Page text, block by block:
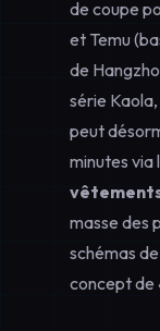
de coupe
et Temu
de
série
peut
minutes via
masse des
schémas
concept de